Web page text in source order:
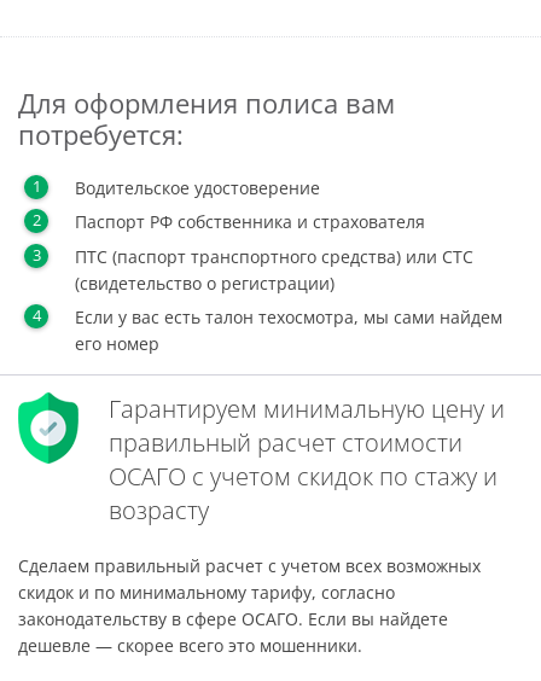
Для оформления полиса вам
потребуется:
Водительское удостоверение
Паспорт РФ собственника и страхователя
ПТС (паспорт транспортного средства) или СТС
(свидетельство о регистрации)
Если у вас есть талон техосмотра, мы сами найдем
его номер
Гарантируем минимальную цену и
правильный расчет стоимости
ОСАГО с учетом скидок по стажу и
возрасту
Сделаем правильный расчет с учетом всех возможных
скидок и по минимальному тарифу, согласно
законодательству в сфере ОСАГО. Если вы найдете
дешевле — скорее всего это мошенники.